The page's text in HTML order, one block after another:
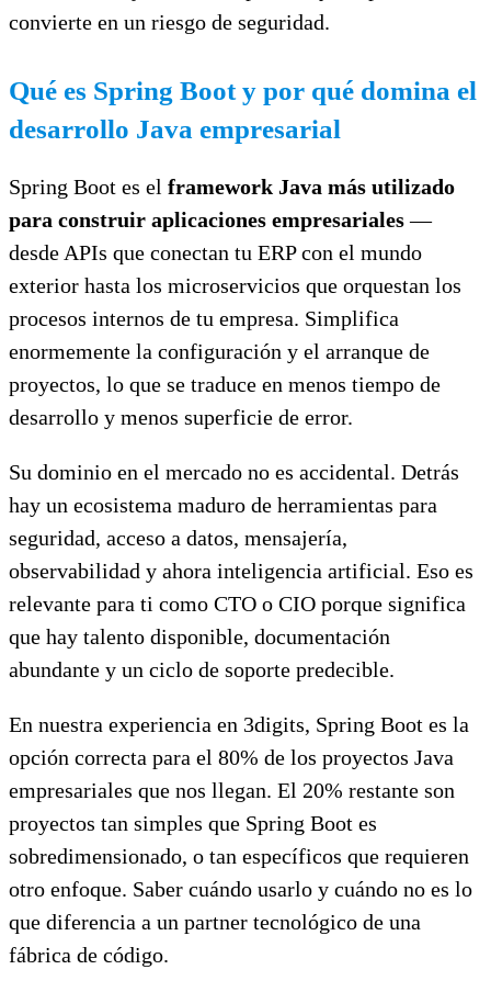
convierte en un riesgo de seguridad.
Qué es Spring Boot y por qué domina el
desarrollo Java empresarial
Spring Boot es el framework Java más utilizado
para construir aplicaciones empresariales—
desde APIs que conectan tu ERP con el mundo
exterior hasta los microservicios que orquestan los
procesos internos de tu empresa. Simplifica
enormemente la configuración y el arranque de
proyectos, lo que se traduce en menos tiempo de
desarrollo y menos superficie de error.
Su dominio en el mercado no es accidental. Detrás
hay un ecosistema maduro de herramientas para
seguridad, acceso a datos, mensajería,
observabilidad y ahora inteligencia artificial. Eso es
relevante para ti como CTO o CIO porque significa
que hay talento disponible, documentación
abundante y un ciclo de soporte predecible.
En nuestra experiencia en 3digits, Spring Boot es la
opción correcta para el 80% de los proyectos Java
empresariales que nos llegan. El 20% restante son
proyectos tan simples que Spring Boot es
sobredimensionado, o tan específicos que requieren
otro enfoque. Saber cuándo usarlo y cuándo no es lo
que diferencia a un partner tecnológico de una
fábrica de código.